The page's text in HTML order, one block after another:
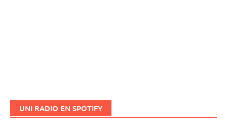
UNI RADIO EN SPOTIFY